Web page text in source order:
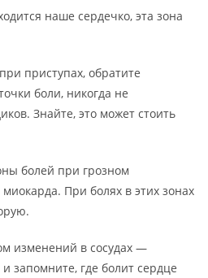
наше сердечко, эта зона
приступах, обратите
боли, никогда не
Знайте, это может стоить
болей при грозном
При болях в этих зонах
изменений в сосудах —
запомните, где болит сердце